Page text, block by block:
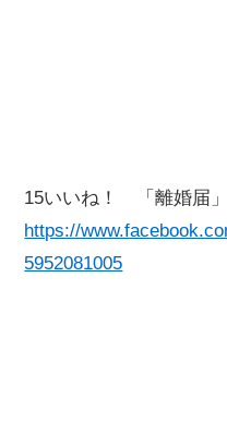
15いいね！ 「離婚届
https://
5952081005